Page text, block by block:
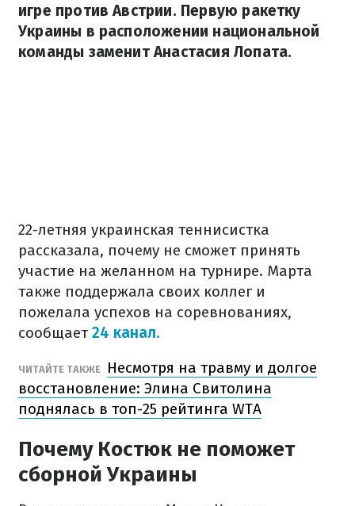
игре против Австрии. Первую ракетку
Украины в расположении национальной
команды заменит Анастасия Лопата.
22-летняя украинская теннисистка
рассказала, почему не сможет принять
участие на желанном на турнире. Марта
также поддержала своих коллег и
пожелала успехов на соревнованиях,
сообщает24 канал.
ЧИТАЙТЕ ТАКЖЕ
Несмотря на травму и долгое
восстановление: Элина Свитолина
поднялась в топ-25 рейтинга WTA
Почему Костюк не поможет
сборной Украины